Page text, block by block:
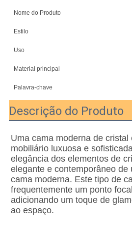
Nome do Produto
Estilo
Uso
Material principal
Palavra-chave
Descrição do Produto
Uma cama moderna de cristal
mobiliário luxuosa e
elegância dos elementos de
elegante e contemporâneo de
cama moderna. Este tipo de
frequentemente um ponto
adicionando um toque de
ao espaço.